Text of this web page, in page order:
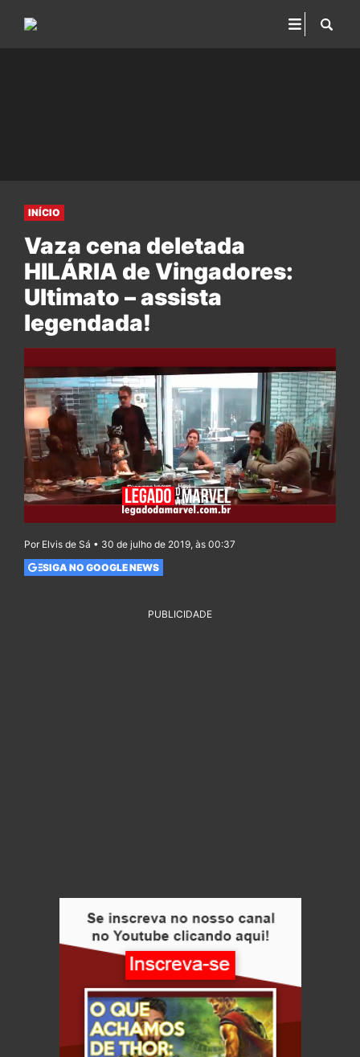
INÍCIO
Vaza cena deletada
HILÁRIA de Vingadores:
Ultimato – assista
legendada!
Por Elvis de Sá • 30 de julho de 2019, às 00:37
SIGA NO GOOGLE NEWS
PUBLICIDADE